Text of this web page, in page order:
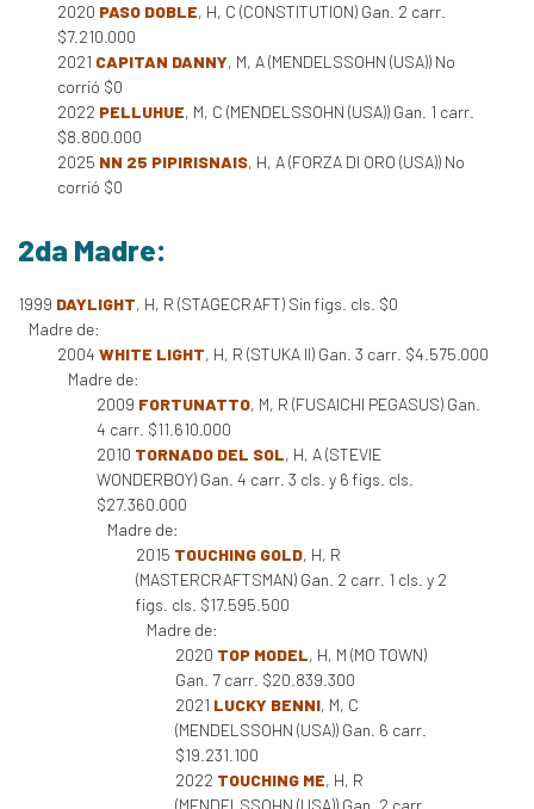
2020 PASO DOBLE, H, C (CONSTITUTION) Gan. 2 carr.
$7.210.000
2021 CAPITAN DANNY, M, A (MENDELSSOHN (USA)) No
corrió $0
2022 PELLUHUE, M, C (MENDELSSOHN (USA)) Gan. 1 carr.
$8.800.000
2025 NN 25 PIPIRISNAIS, H, A (FORZA DI ORO (USA)) No
corrió $0
2da Madre:
1999 DAYLIGHT, H, R (STAGECRAFT) Sin figs. cls. $0
Madre de:
2004 WHITE LIGHT, H, R (STUKA II) Gan. 3 carr. $4.575.000
Madre de:
2009 FORTUNATTO, M, R (FUSAICHI PEGASUS) Gan.
4 carr. $11.610.000
2010 TORNADO DEL SOL, H, A (STEVIE
WONDERBOY) Gan. 4 carr. 3 cls. y 6 figs. cls.
$27.360.000
Madre de:
2015 TOUCHING GOLD, H, R
(MASTERCRAFTSMAN) Gan. 2 carr. 1 cls. y 2
figs. cls. $17.595.500
Madre de:
2020 TOP MODEL, H, M (MO TOWN)
Gan. 7 carr. $20.839.300
2021 LUCKY BENNI, M, C
(MENDELSSOHN (USA)) Gan. 6 carr.
$19.231.100
2022 TOUCHING ME, H, R
(MENDELSSOHN (USA)) Gan. 2 carr.